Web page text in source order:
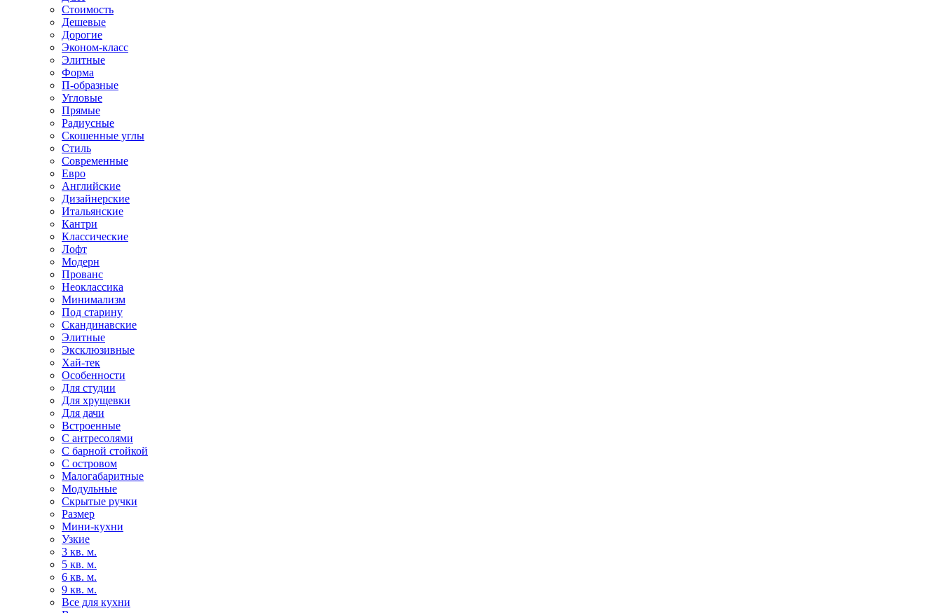
Стоимость
Дешевые
Дорогие
Эконом-класс
Элитные
Форма
П-образные
Угловые
Прямые
Радиусные
Скошенные углы
Стиль
Современные
Евро
Английские
Дизайнерские
Итальянские
Кантри
Классические
Лофт
Модерн
Прованс
Неоклассика
Минимализм
Под старину
Скандинавские
Элитные
Эксклюзивные
Хай-тек
Особенности
Для студии
Для хрущевки
Для дачи
Встроенные
С антресолями
С барной стойкой
С островом
Малогабаритные
Модульные
Скрытые ручки
Размер
Мини-кухни
Узкие
3 кв. м.
5 кв. м.
6 кв. м.
9 кв. м.
Все для кухни